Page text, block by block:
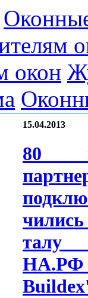
окон
15.04.2013
80